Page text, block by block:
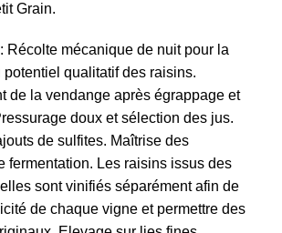
Grain.
Récolte mécanique de nuit pour la
potentiel qualitatif des raisins.
de la vendange après égrappage et
doux et sélection des jus.
de sulfites. Maîtrise des
fermentation. Les raisins issus des
sont vinifiés séparément afin de
de chaque vigne et permettre des